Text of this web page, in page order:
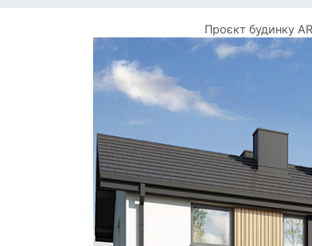
Проєкт будинку